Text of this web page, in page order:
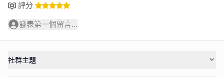
評分
發表第一個留言...
社群主題